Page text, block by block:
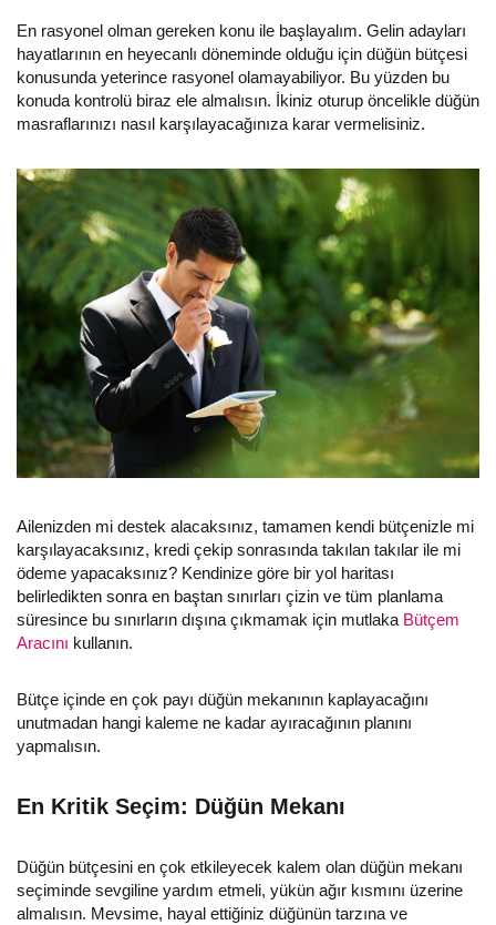
En rasyonel olman gereken konu ile başlayalım. Gelin adayları
hayatlarının en heyecanlı döneminde olduğu için düğün bütçesi
konusunda yeterince rasyonel olamayabiliyor. Bu yüzden bu
konuda kontrolü biraz ele almalısın. İkiniz oturup öncelikle düğün
masraflarınızı nasıl karşılayacağınıza karar vermelisiniz.
Ailenizden mi destek alacaksınız, tamamen kendi bütçenizle mi
karşılayacaksınız, kredi çekip sonrasında takılan takılar ile mi
ödeme yapacaksınız? Kendinize göre bir yol haritası
belirledikten sonra en baştan sınırları çizin ve tüm planlama
süresince bu sınırların dışına çıkmamak için mutlaka Bütçem
Aracını kullanın.
Bütçe içinde en çok payı düğün mekanının kaplayacağını
unutmadan hangi kaleme ne kadar ayıracağının planını
yapmalısın.
En Kritik Seçim: Düğün Mekanı
Düğün bütçesini en çok etkileyecek kalem olan düğün mekanı
seçiminde sevgiline yardım etmeli, yükün ağır kısmını üzerine
almalısın. Mevsime, hayal ettiğiniz düğünün tarzına ve